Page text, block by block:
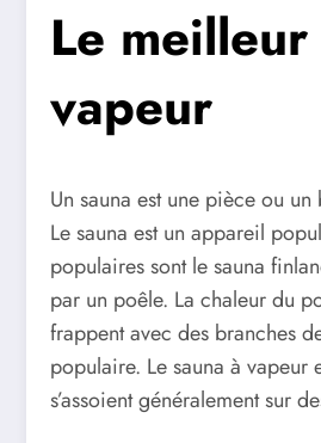
Le
vapeur
Un sauna est une pièce ou
Le sauna est un appareil
populaires sont le sauna
par un poêle. La chaleur du
frappent avec des branches
populaire. Le sauna à vapeur
s’assoient généralement sur